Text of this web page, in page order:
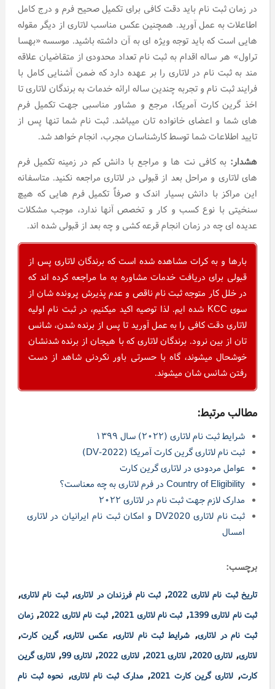
در زمان ثبت نام باید دقت کافی برای تکمیل صحیح فرم و درج کامل
اطاعلات به عمل آورید. همچنین عکس مناسب لاتاری از دیگر مقوله
هایی است که باید توجه ویژه ای به آن داشته باشید. موسسه «بهسا
تراول» هر ساله اقدام به ثبت نام تعداد محدودی از متقاضیان علاقه
مند به ثبت نام در لاتاری را بر عهده دارد که ضمن آشنایی کامل با
فرایند ثبت نام و تجربه چندین ساله ارائه خدمات به برندگان لاتاری تا
اخذ گرین کارت آمریکا، مرجع و مشاور مناسبی جهت تکمیل فرم
های شما و اعضای خانواده تان میباشد. ثبت نام شما تنها پس از
تایید اطلاعات شما توسط کارشناسان مجرب، انجام خواهد شد.
هشدار: به کافی نت ها و مراجع با دانش کم در زمینه تکمیل فرم
های لاتاری و مراحل بعد از قبولی در لاتاری مراجعه نکنید. متاسفانه
این مراکز با دانش بسیار اندک و صرفاً تکمیل فرم هایی که هیچ
سنخیتی با نوع کسب و کار و تخصص آنها ندارد، موجب مشکلات
عدیده ای چه در زمان انجام قرعه کشی و چه بعد از قبولی شده اند.
بارها و به کرات مشاهده شده است که برندگان لاتاری پس از
قبولی برای دریافت خدمات مشاوره به ما مراجعه کرده اند که
در خلل کار متوجه ثبت نام ناقص و عدم پذیرش پرونده شان از
سوی KCC شده ایم. لذا توصیه اکید میکنیم، در ثبت نام اولیه
لاتاری دقت کافی را به عمل آورید تا پس از برنده شدن، شانس
تان از بین نرود. برندگان لاتاری که با هیجان از برنده شدنشان
خوشحال میشوند، گاه با حسرتی باور نکردنی شاهد از دست
رفتن شانس شان میشوند.
مطالب مرتبط:
شرایط ثبت نام لاتاری (۲۰۲۲) سال ۱۳۹۹
ثبت نام لاتاری گرین کارت آمریکا (DV-2022)
عوامل مردودی در لاتاری گرین کارت
Country of Eligibility در فرم لاتاری به چه معناست؟
مدارک لازم جهت ثبت نام در لاتاری ۲۰۲۲
ثبت نام لاتاری DV2020 و امکان ثبت نام ایرانیان در لاتاری
امسال
برچسب:
تاریخ ثبت نام لاتاری 2022 ,ثبت نام فرزندان در لاتاری,ثبت نام لاتاری,
ثبت نام لاتاری 1399 ,ثبت نام لاتاری 2021 ,ثبت نام لاتاری 2022 ,زمان
ثبت نام در لاتاری, شرایط ثبت نام لاتاری,عکس لاتاری,گرین کارت,
لاتاری,لاتاری 2020 ,لاتاری 2021 ,لاتاری 2022 , لاتاری 99 , لاتاری گرین
کارت,لاتاری گرین کارت 2021 ,مدارک ثبت نام لاتاری, نحوه ثبت نام